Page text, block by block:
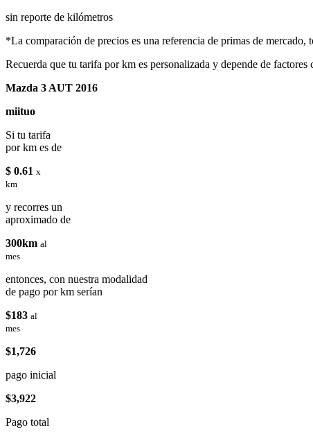
sin reporte de kilómetros
*La comparación de precios es una referencia de primas de
Recuerda que tu tarifa por km es personalizada y depende de
Mazda 3 AUT 2016
miituo
Si tu tarifa
por km es de
$ 0.61 x
km
y recorres un
aproximado de
300km al
mes
entonces, con nuestra modalidad
de pago por km serían
$183 al
mes
$1,726
pago inicial
$3,922
Pago total